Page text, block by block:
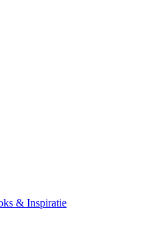
& Inspiratie